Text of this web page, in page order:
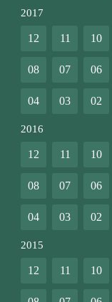
2017
12 11 10
08 07 06
04 03 02
2016
12 11 10
08 07 06
04 03 02
2015
12 11 10